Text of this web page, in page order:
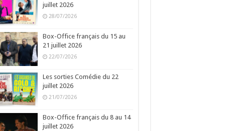
juillet 2026
28/07/2026
Box-Office français du 15 au
21 juillet 2026
22/07/2026
Les sorties Comédie du 22
juillet 2026
21/07/2026
Box-Office français du 8 au 14
juillet 2026